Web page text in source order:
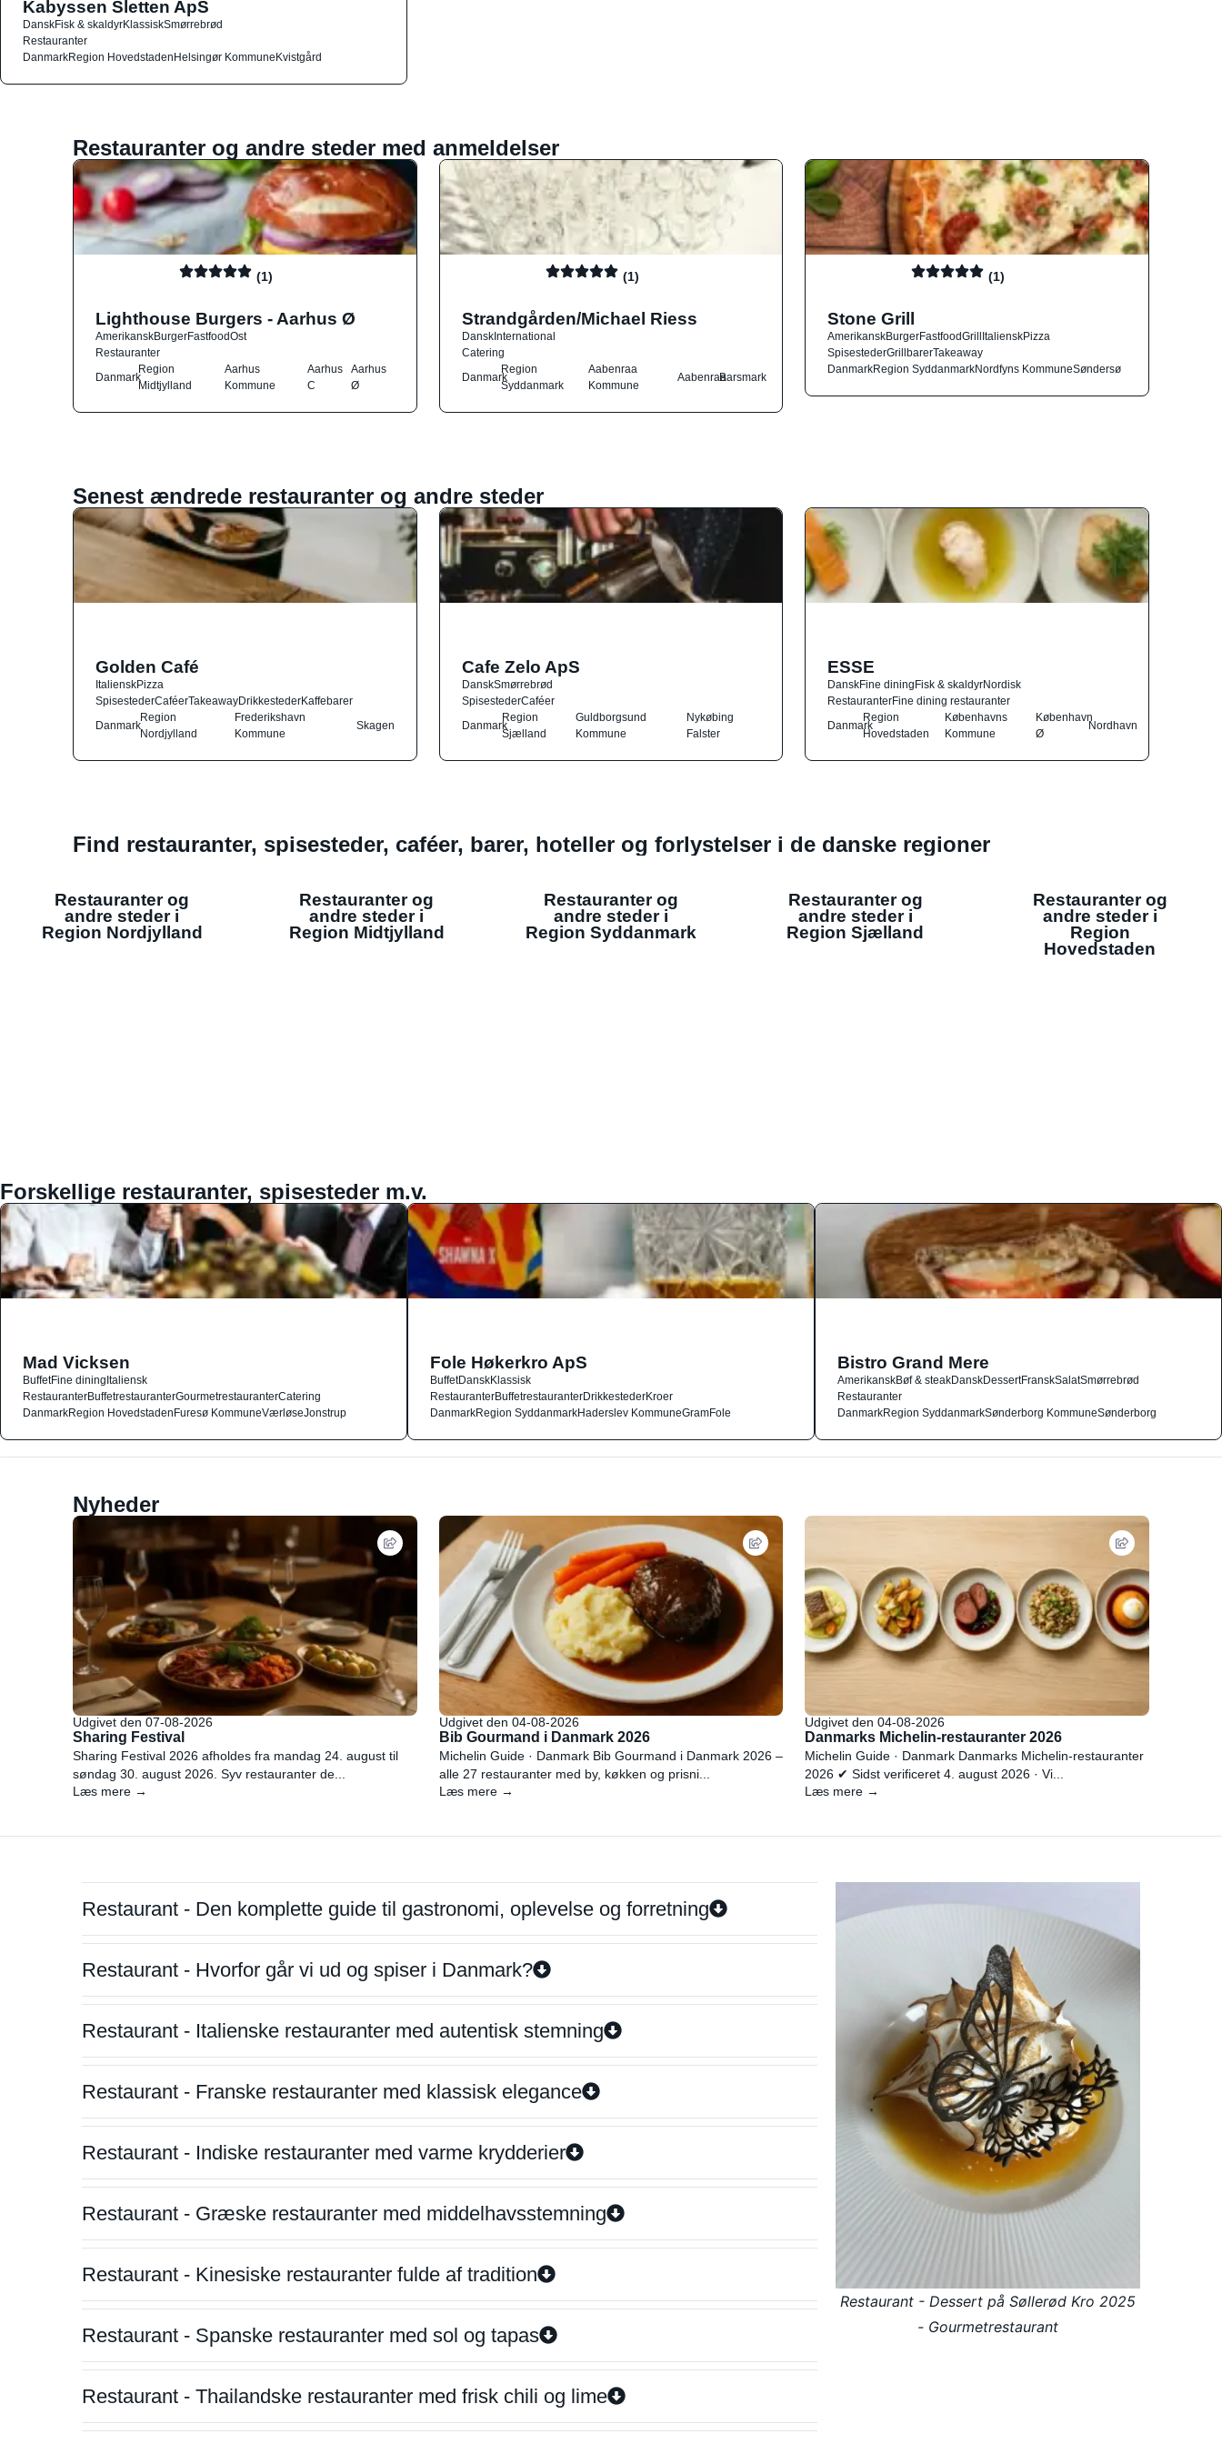
Kabyssen Sletten ApS
DanskFisk & skaldyrKlassiskSmørrebrød
Restauranter
DanmarkRegion HovedstadenHelsingør KommuneKvistgård
Restauranter og andre steder med anmeldelser
(1)
Lighthouse Burgers - Aarhus Ø
AmerikanskBurgerFastfoodOst
Restauranter
Danmark
Region
Midtjylland
Aarhus
Kommune
Aarhus
C
Aarhus
Ø
(1)
Strandgården/Michael Riess
DanskInternational
Catering
Danmark
Region
Syddanmark
Aabenraa
Kommune
AabenraaBarsmark
(1)
Stone Grill
AmerikanskBurgerFastfoodGrillItalienskPizza
SpisestederGrillbarerTakeaway
DanmarkRegion SyddanmarkNordfyns KommuneSøndersø
Senest ændrede restauranter og andre steder
Golden Café
ItalienskPizza
SpisestederCaféerTakeawayDrikkestederKaffebarer
Danmark
Region
Nordjylland
Frederikshavn
Kommune
Skagen
Cafe Zelo ApS
DanskSmørrebrød
SpisestederCaféer
Danmark
Region
Sjælland
Guldborgsund
Kommune
Nykøbing
Falster
ESSE
DanskFine diningFisk & skaldyrNordisk
RestauranterFine dining restauranter
Danmark
Region
Hovedstaden
Københavns
Kommune
København
Ø
Nordhavn
Find restauranter, spisesteder, caféer, barer, hoteller og forlystelser i de danske regioner
Restauranter og
andre steder i
Region Nordjylland
Restauranter og
andre steder i
Region Midtjylland
Restauranter og
andre steder i
Region Syddanmark
Restauranter og
andre steder i
Region Sjælland
Restauranter og
andre steder i
Region
Hovedstaden
Forskellige restauranter, spisesteder m.v.
Mad Vicksen
BuffetFine diningItaliensk
RestauranterBuffetrestauranterGourmetrestauranterCatering
DanmarkRegion HovedstadenFuresø KommuneVærløseJonstrup
Fole Høkerkro ApS
BuffetDanskKlassisk
RestauranterBuffetrestauranterDrikkestederKroer
DanmarkRegion SyddanmarkHaderslev KommuneGramFole
Bistro Grand Mere
AmerikanskBøf & steakDanskDessertFranskSalatSmørrebrød
Restauranter
DanmarkRegion SyddanmarkSønderborg KommuneSønderborg
Nyheder
Udgivet den 07-08-2026
Sharing Festival
Sharing Festival 2026 afholdes fra mandag 24. august til
søndag 30. august 2026. Syv restauranter de...
Læs mere →
Udgivet den 04-08-2026
Bib Gourmand i Danmark 2026
Michelin Guide · Danmark Bib Gourmand i Danmark 2026 –
alle 27 restauranter med by, køkken og prisni...
Læs mere →
Udgivet den 04-08-2026
Danmarks Michelin-restauranter 2026
Michelin Guide · Danmark Danmarks Michelin-restauranter
2026 ✔ Sidst verificeret 4. august 2026 · Vi...
Læs mere →
Restaurant - Den komplette guide til gastronomi, oplevelse og forretning
Restaurant - Hvorfor går vi ud og spiser i Danmark?
Restaurant - Italienske restauranter med autentisk stemning
Restaurant - Franske restauranter med klassisk elegance
Restaurant - Indiske restauranter med varme krydderier
Restaurant - Græske restauranter med middelhavsstemning
Restaurant - Kinesiske restauranter fulde af tradition
Restaurant - Spanske restauranter med sol og tapas
Restaurant - Thailandske restauranter med frisk chili og lime
Restaurant - Dessert på Søllerød Kro 2025
- Gourmetrestaurant